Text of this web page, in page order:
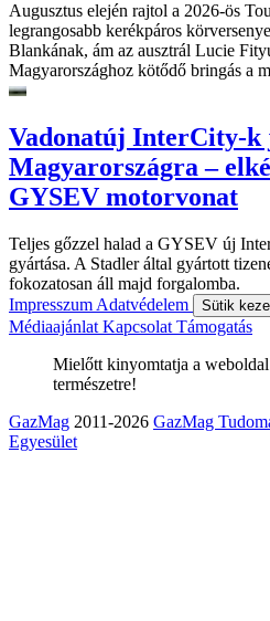
Augusztus elején rajtol a 2026-ös
legrangosabb kerékpáros
Blankának, ám az ausztrál Lucie
Magyarországhoz kötődő bringás a
Vadonatúj InterCity-k
Magyarországra –
GYSEV motorvonat
Teljes gőzzel halad a GYSEV új
gyártása. A Stadler által gyártott
fokozatosan áll majd forgalomba.
Impresszum Adatvédelem Sütik
Médiaajánlat Kapcsolat Támogatás
Mielőtt kinyomtatja a
természetre!
GazMag 2011-2026 GazMag
Egyesület